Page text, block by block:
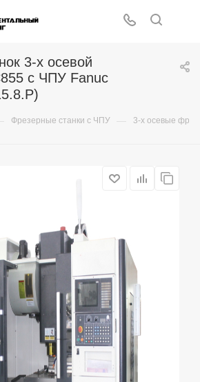
3-х осевой
с ЧПУ Fanuc
Фрезерные станки с ЧПУ — 3-x осевые